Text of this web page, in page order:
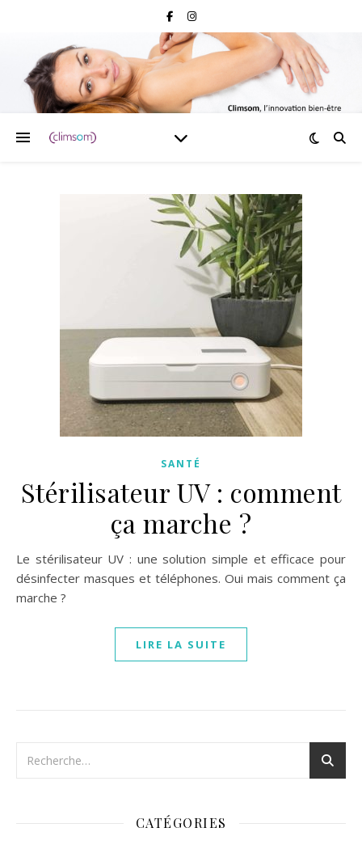
SANTÉ
Stérilisateur UV : comment
ça marche ?
Le stérilisateur UV : une solution simple et efficace pour
désinfecter masques et téléphones. Oui mais comment ça
marche ?
LIRE LA SUITE
CATÉGORIES